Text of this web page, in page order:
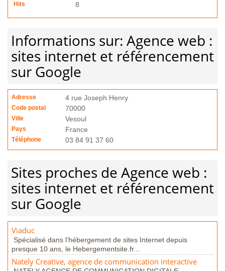
Hits 8
Informations sur: Agence web :
sites internet et référencement
sur Google
Adresse 4 rue Joseph Henry
Code postal 70000
Ville Vesoul
Pays France
Téléphone 03 84 91 37 60
Sites proches de Agence web :
sites internet et référencement
sur Google
Viaduc
Spécialisé dans l’hébergement de sites Internet depuis
presque 10 ans, le Hebergementsite.fr...
Nately Creative, agence de communication interactive